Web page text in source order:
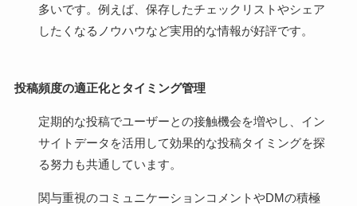
多いです。例えば、保存したチェックリストやシェア
したくなるノウハウなど実用的な情報が好評です。
投稿頻度の適正化とタイミング管理
定期的な投稿でユーザーとの接触機会を増やし、イン
サイトデータを活用して効果的な投稿タイミングを探
る努力も共通しています。
関与重視のコミュニケーションコメントやDMの積極